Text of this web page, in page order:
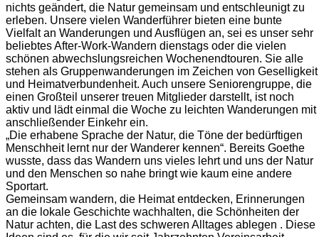
nichts geändert, die Natur gemeinsam und entschleunigt zu
erleben. Unsere vielen Wanderführer bieten eine bunte
Vielfalt an Wanderungen und Ausflügen an, sei es unser sehr
beliebtes After-Work-Wandern dienstags oder die vielen
schönen abwechslungsreichen Wochenendtouren. Sie alle
stehen als Gruppenwanderungen im Zeichen von Geselligkeit
und Heimatverbundenheit. Auch unsere Seniorengruppe, die
einen Großteil unserer treuen Mitglieder darstellt, ist noch
aktiv und lädt einmal die Woche zu leichten Wanderungen mit
anschließender Einkehr ein.
„Die erhabene Sprache der Natur, die Töne der bedürftigen
Menschheit lernt nur der Wanderer kennen“. Bereits Goethe
wusste, dass das Wandern uns vieles lehrt und uns der Natur
und den Menschen so nahe bringt wie kaum eine andere
Sportart.
Gemeinsam wandern, die Heimat entdecken, Erinnerungen
an die lokale Geschichte wachhalten, die Schönheiten der
Natur achten, die Last des schweren Alltages ablegen . Diese